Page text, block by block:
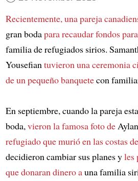
Recientemente, una pareja
gran bodapara recaudar fondos
familia de refugiados sirios.
Yousefiantuvieron una ceremonia
de un pequeño banquetecon
En septiembre, cuando la pareja
boda,vieron la famosa foto de
refugiadoque murió en las costas
decidieron cambiar sus planes yles
que donaran dinero auna familia